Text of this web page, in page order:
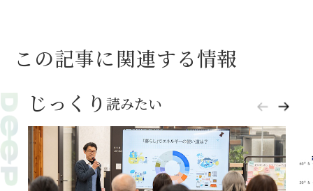
この記事に関連する情報
じっくり 読みたい